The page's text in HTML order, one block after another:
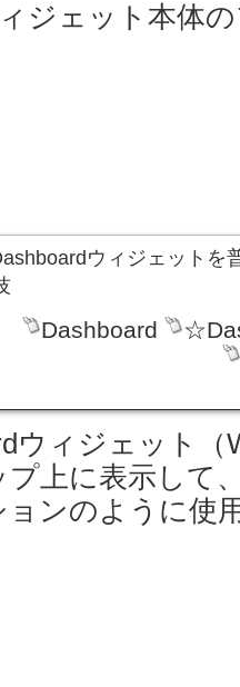
ジェット本体
ウィジェットを
Dashboard
ウィジェット（
プ上に表示して
ョンのように使